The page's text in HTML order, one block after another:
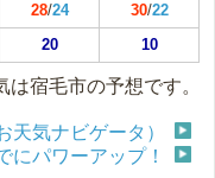
28/24 30/22
20 10
は宿毛市の予想です。
天気ナビゲータ）
にパワーアップ！